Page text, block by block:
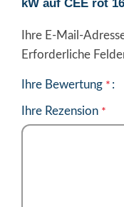
kW auf CEE rot
Ihre E-Mail-
Erforderliche
Ihre Bewertung *
Ihre Rezension *
Alternative: